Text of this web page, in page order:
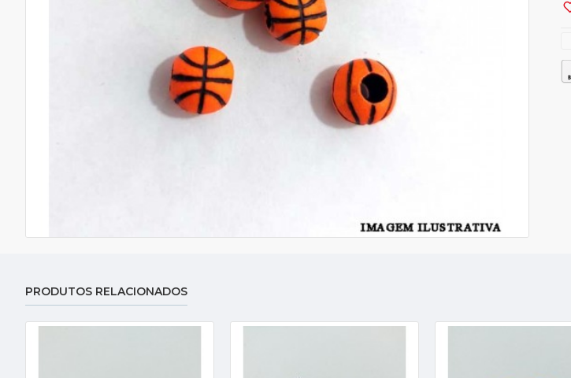
PRODUTOS RELACIONADOS